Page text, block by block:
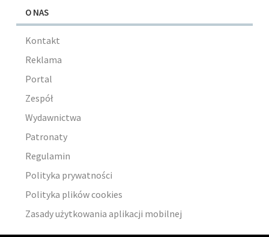
O NAS
Kontakt
Reklama
Portal
Zespół
Wydawnictwa
Patronaty
Regulamin
Polityka prywatności
Polityka plików cookies
Zasady użytkowania aplikacji mobilnej